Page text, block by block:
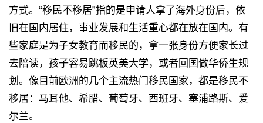
方式。“移民不移居”指的是申请人拿了海外身份后，依
旧在国内居住，事业发展和生活重心都在放在国内。有
些家庭是为子女教育而移民的，拿一张身份方便家长过
去陪读，孩子容易跳板英美大学，或者回国做华侨生规
划。像目前欧洲的几个主流热门移民国家，都是移民不
移居：马耳他、希腊、葡萄牙、西班牙、塞浦路斯、爱
尔兰。